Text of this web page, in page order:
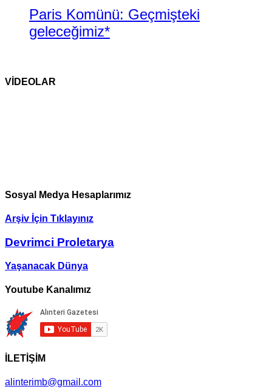
Paris Komünü: Geçmişteki
geleceğimiz*
VİDEOLAR
Sosyal Medya Hesaplarımız
Arşiv İçin Tıklayınız
Devrimci Proletarya
Yaşanacak Dünya
Youtube Kanalımız
İLETİŞİM
alinterimb@gmail.com